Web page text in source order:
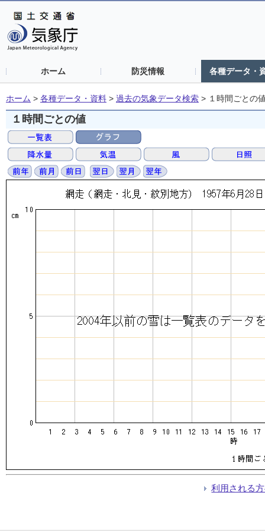
ホーム 防災情報 各種データ・
ホーム > 各種データ・資料 > 過去の気象データ検索 > １時間ごとの
１時間ごとの値
利用される